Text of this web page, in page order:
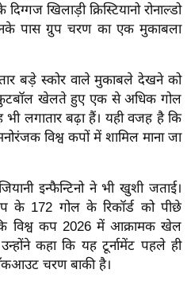
खिलाड़ी क्रिस्टियानो रोनाल्डो
पास ग्रुप चरण का एक मुकाबला
बड़े स्कोर वाले मुकाबले देखने को
खेलते हुए एक से अधिक गोल
भी लगातार बढ़ा हैं। यही वजह है कि
विश्व कपों में शामिल माना जा
इन्फैन्टिनो ने भी खुशी जताई।
के 172 गोल के रिकॉर्ड को पीछे
विश्व कप 2026 में आक्रामक खेल
कहा कि यह टूर्नामेंट पहले ही
चरण बाकी है।